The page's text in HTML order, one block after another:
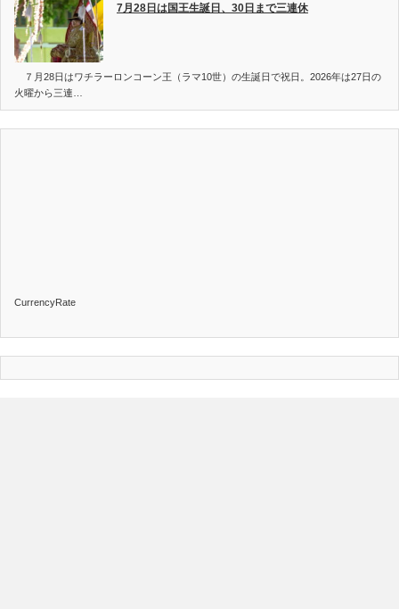
7月28日は国王生誕日、30日まで三連休
７月28日はワチラーロンコーン王（ラマ10世）の生誕日で祝日。2026年は27日の
火曜から三連…
CurrencyRate